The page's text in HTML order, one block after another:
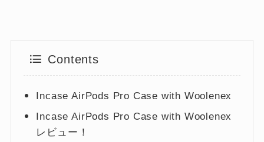
Contents
Incase AirPods Pro Case with Woolenex
Incase AirPods Pro Case with Woolenex
レビュー！